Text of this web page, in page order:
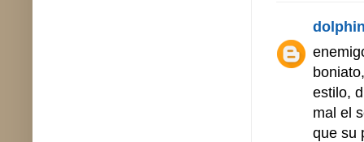
estilo,
mal el
que su